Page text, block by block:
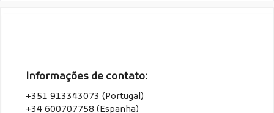
Informações de contato:
+351 913343073 (Portugal)
+34 600707758 (Espanha)